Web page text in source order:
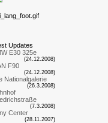
Updates
E30 325e
(24.12.2008)
F90
(24.12.2008)
Nationalgalerie
(26.3.2008)
(7.3.2008)
Center
(28.11.2007)